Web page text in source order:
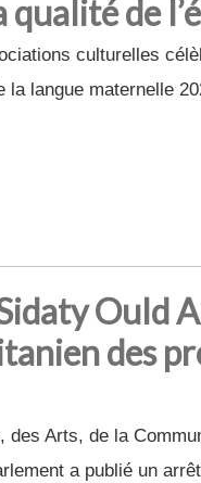
qualité de
culturelles
la langue maternelle
Ould
des
des Arts, de la
a publié un